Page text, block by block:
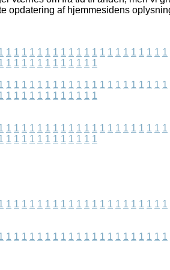
opdatering af hjemmesidens
1 1 1 1 1 1 1 1 1 1 1 1 1 1 1 1 1 1 1 1 1
1 1 1 1 1 1 1 1 1 1 1 1
1 1 1 1 1 1 1 1 1 1 1 1 1 1 1 1 1 1 1 1 1
1 1 1 1 1 1 1 1 1 1 1 1
1 1 1 1 1 1 1 1 1 1 1 1 1 1 1 1 1 1 1 1 1
1 1 1 1 1 1 1 1 1 1 1 1
1 1 1 1 1 1 1 1 1 1 1 1 1 1 1 1 1 1 1 1 1
1 1 1 1 1 1 1 1 1 1 1 1 1 1 1 1 1 1 1 1 1